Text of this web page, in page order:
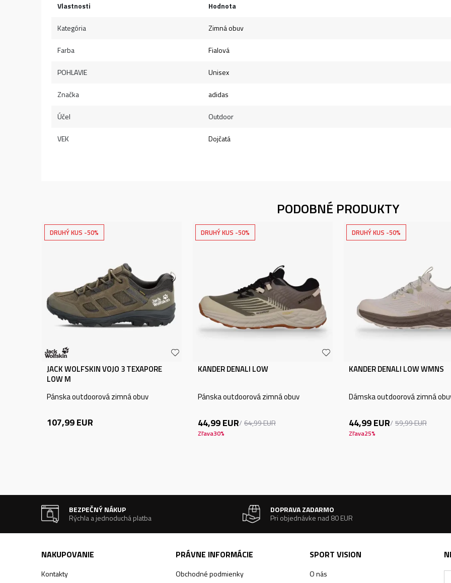
Vlastnosti Hodnota
Kategória Zimná obuv
Farba Fialová
POHLAVIE Unisex
Značka adidas
Účel Outdoor
VEK Dojčatá
PODOBNÉ PRODUKTY
DRUHÝ KUS -50%
JACK WOLFSKIN VOJO 3 TEXAPORE
LOW M
Pánska outdoorová zimná obuv
107,99EUR
DRUHÝ KUS -50%
KANDER DENALI LOW
Pánska outdoorová zimná obuv
44,99EUR 64,99EUR
Zľava30%
DRUHÝ KUS -50%
KANDER DENALI LOW WMNS
Dámska outdoorová zimná
44,99EUR 59,99EUR
Zľava25%
BEZPEČNÝ NÁKUP
Rýchla a jednoduchá platba
DOPRAVA ZADARMO
Pri objednávke nad 80 EUR
NAKUPOVANIE
Kontakty
PRÁVNE INFORMÁCIE
Obchodné podmienky
SPORT VISION
O nás